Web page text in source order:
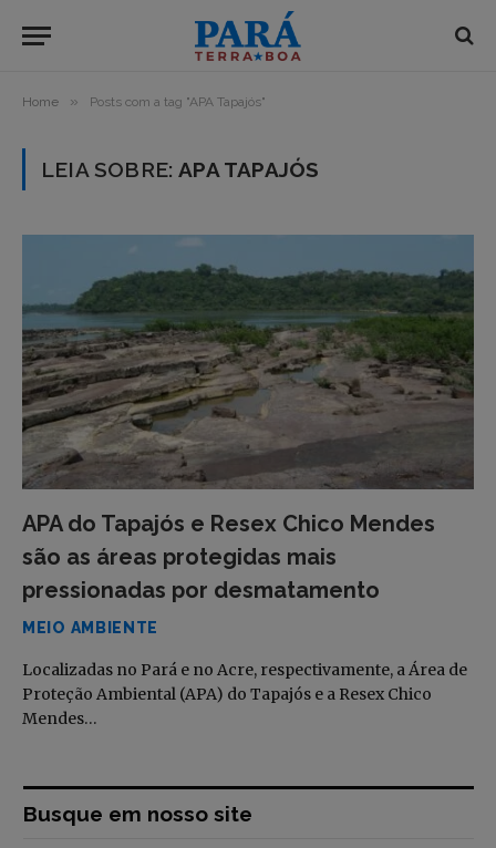
Home » Posts com a tag "APA Tapajós"
LEIA SOBRE:APA TAPAJÓS
APA do Tapajós e Resex Chico Mendes
são as áreas protegidas mais
pressionadas por desmatamento
MEIO AMBIENTE
Localizadas no Pará e no Acre, respectivamente, a Área de
Proteção Ambiental (APA) do Tapajós e a Resex Chico
Mendes…
Busque em nosso site